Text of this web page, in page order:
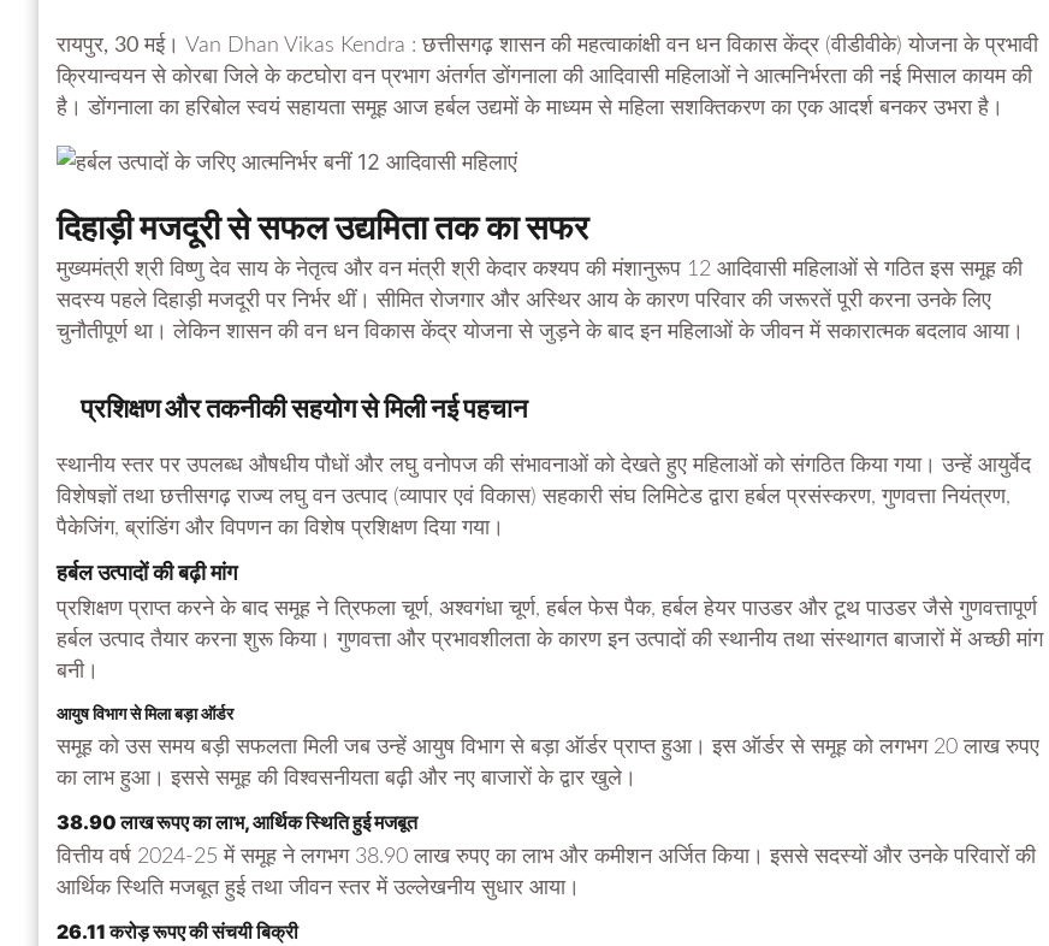
रायपुर, 30 मई। Van Dhan Vikas Kendra : छत्तीसगढ़ शासन की महत्वाकांक्षी वन धन विकास केंद्र (वीडीवीके) योजना के प्रभावी
क्रियान्वयन से कोरबा जिले के कटघोरा वन प्रभाग अंतर्गत डोंगनाला की आदिवासी महिलाओं ने आत्मनिर्भरता की नई मिसाल कायम की
है। डोंगनाला का हरिबोल स्वयं सहायता समूह आज हर्बल उद्यमों के माध्यम से महिला सशक्तिकरण का एक आदर्श बनकर उभरा है।
दिहाड़ी मजदूरी से सफल उद्यमिता तक का सफर
मुख्यमंत्री श्री विष्णु देव साय के नेतृत्व और वन मंत्री श्री केदार कश्यप की मंशानुरूप 12 आदिवासी महिलाओं से गठित इस समूह की
सदस्य पहले दिहाड़ी मजदूरी पर निर्भर थीं। सीमित रोजगार और अस्थिर आय के कारण परिवार की जरूरतें पूरी करना उनके लिए
चुनौतीपूर्ण था। लेकिन शासन की वन धन विकास केंद्र योजना से जुड़ने के बाद इन महिलाओं के जीवन में सकारात्मक बदलाव आया।
प्रशिक्षण और तकनीकी सहयोग से मिली नई पहचान
स्थानीय स्तर पर उपलब्ध औषधीय पौधों और लघु वनोपज की संभावनाओं को देखते हुए महिलाओं को संगठित किया गया। उन्हें आयुर्वेद
विशेषज्ञों तथा छत्तीसगढ़ राज्य लघु वन उत्पाद (व्यापार एवं विकास) सहकारी संघ लिमिटेड द्वारा हर्बल प्रसंस्करण, गुणवत्ता नियंत्रण,
पैकेजिंग, ब्रांडिंग और विपणन का विशेष प्रशिक्षण दिया गया।
हर्बल उत्पादों की बढ़ी मांग
प्रशिक्षण प्राप्त करने के बाद समूह ने त्रिफला चूर्ण, अश्वगंधा चूर्ण, हर्बल फेस पैक, हर्बल हेयर पाउडर और टूथ पाउडर जैसे गुणवत्तापूर्ण
हर्बल उत्पाद तैयार करना शुरू किया। गुणवत्ता और प्रभावशीलता के कारण इन उत्पादों की स्थानीय तथा संस्थागत बाजारों में अच्छी मांग
बनी।
आयुष विभाग से मिला बड़ा ऑर्डर
समूह को उस समय बड़ी सफलता मिली जब उन्हें आयुष विभाग से बड़ा ऑर्डर प्राप्त हुआ। इस ऑर्डर से समूह को लगभग 20 लाख रुपए
का लाभ हुआ। इससे समूह की विश्वसनीयता बढ़ी और नए बाजारों के द्वार खुले।
38.90 लाख रूपए का लाभ, आर्थिक स्थिति हुई मजबूत
वित्तीय वर्ष 2024-25 में समूह ने लगभग 38.90 लाख रुपए का लाभ और कमीशन अर्जित किया। इससे सदस्यों और उनके परिवारों की
आर्थिक स्थिति मजबूत हुई तथा जीवन स्तर में उल्लेखनीय सुधार आया।
26.11 करोड़ रूपए की संचयी बिक्री